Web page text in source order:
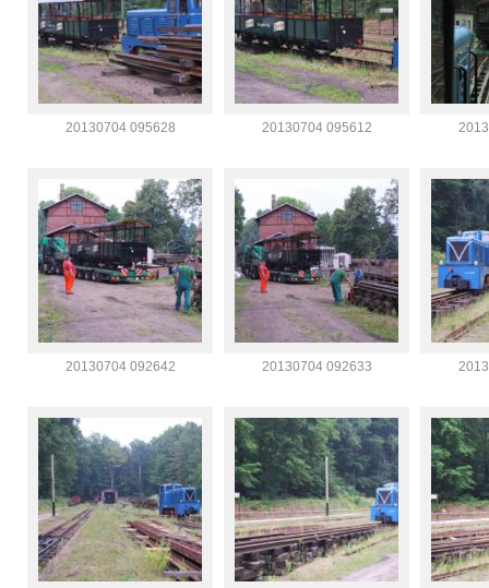
20130704 095628 20130704 095612
20130704 092642 20130704 092633